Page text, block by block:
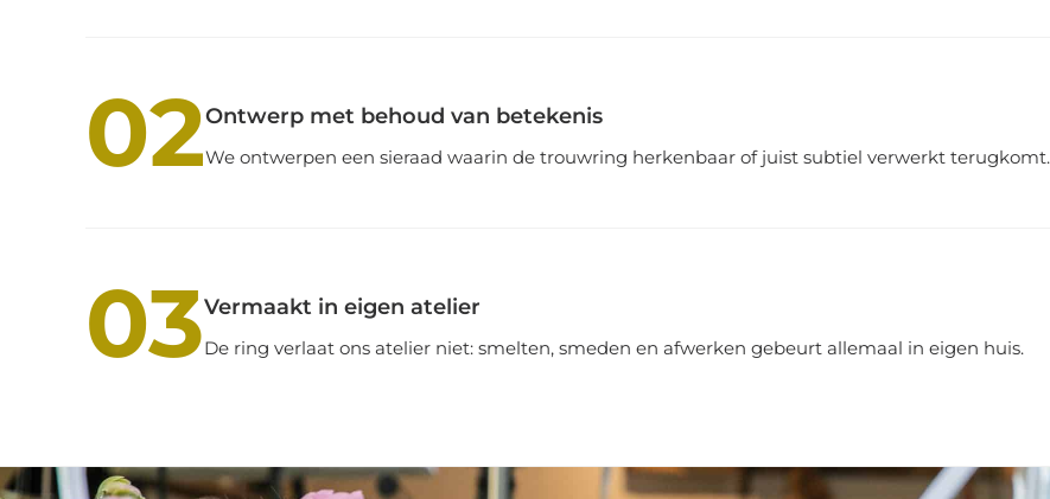
02Ontwerp met behoud van betekenis
We ontwerpen een sieraad waarin de trouwring herkenbaar of juist subtiel verwerkt terugkomt.
03Vermaakt in eigen atelier
De ring verlaat ons atelier niet: smelten, smeden en afwerken gebeurt allemaal in eigen huis.